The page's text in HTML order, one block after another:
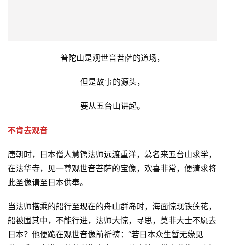
普陀山是观世音菩萨的道场，
但是故事的源头，
不肯去观音
唐朝时，日本僧人慧锷法师远渡重洋，慕名来五台山求学，
此圣像请至日本供奉。
当法师搭乘的船行至现在的舟山群岛时，海面惊现铁莲花，